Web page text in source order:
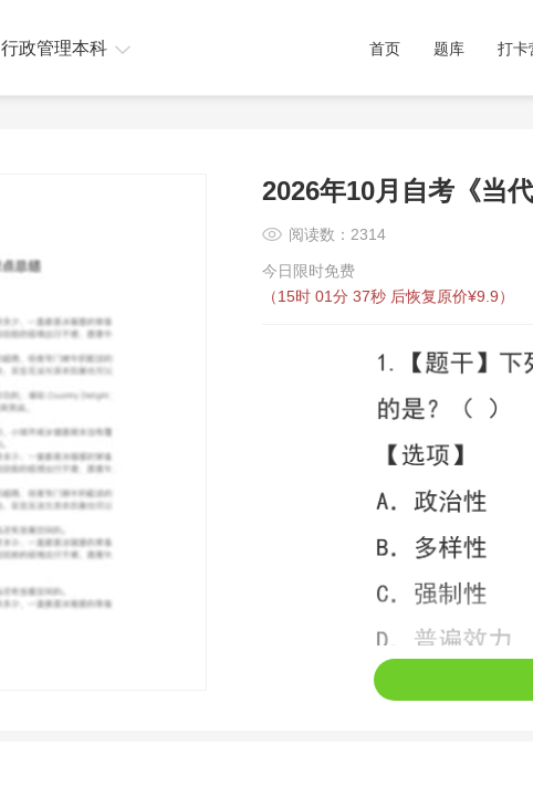
首页 题库 打卡
行政管理本科
2026年10月自考《当
阅读数：2314
今日限时免费
（15时 01分 37秒 后恢复原价¥9.9）